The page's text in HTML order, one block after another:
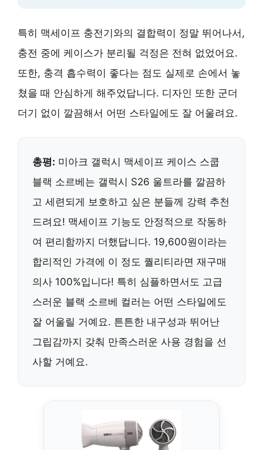
특히 맥세이프 충전기와의 결합력이 정말 뛰어나서,
충전 중에 케이스가 분리될 걱정은 전혀 없었어요.
또한, 충격 흡수력이 좋다는 점도 실제로 손에서 놓
쳤을 때 안심하게 해주었답니다. 디자인 또한 군더
더기 없이 깔끔해서 어떤 스타일에도 잘 어울려요.
총평: 미아크 갤럭시 맥세이프 케이스 스쿱
블랙 소르베는 갤럭시 S26 울트라를 깔끔하
고 세련되게 보호하고 싶은 분들께 강력 추천
드려요! 맥세이프 기능도 안정적으로 작동하
여 편리함까지 더했답니다. 19,600원이라는
합리적인 가격에 이 정도 퀄리티라면 재구매
의사 100%입니다! 특히 심플하면서도 고급
스러운 블랙 소르베 컬러는 어떤 스타일에도
잘 어울릴 거예요. 튼튼한 내구성과 뛰어난
그립감까지 갖춰 만족스러운 사용 경험을 선
사할 거예요.